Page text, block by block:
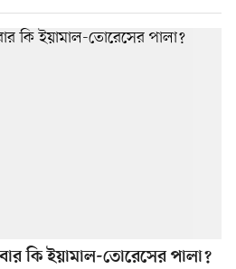
কি ইয়ামাল-তোরেসের পালা?